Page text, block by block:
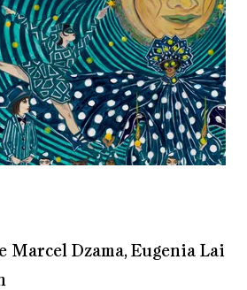
Marcel Dzama, Eugenia Lai